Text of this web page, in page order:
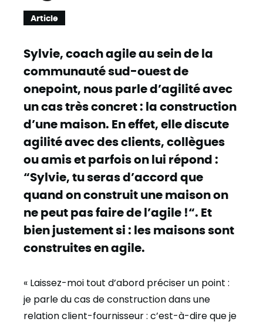
Article
Sylvie, coach agile au sein de la
communauté sud-ouest de
onepoint, nous parle d’agilité avec
un cas très concret : la construction
d’une maison. En effet, elle discute
agilité avec des clients, collègues
ou amis et parfois on lui répond :
“Sylvie, tu seras d’accord que
quand on construit une maison on
ne peut pas faire de l’agile !“. Et
bien justement si : les maisons sont
construites en agile.
« Laissez-moi tout d’abord préciser un point :
je parle du cas de construction dans une
relation client-fournisseur : c’est-à-dire que je